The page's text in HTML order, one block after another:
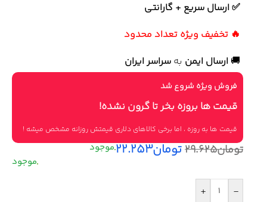
✅ ارسال سریع + گارانتی
🔥 تخفیف ویژه تعداد محدود
🚚 ارسال ایمن به سراسر ایران
فروش ویژه شروع شد
قیمت ها بروزه بخر تا گرون نشده!
قیمت ها به روزه ، اما برخی کالاهای دلاری قیمتش روزانه مشخص میشه !
تومان۲۹.۶۲۵تومان۲۲.۲۵۳
-
+